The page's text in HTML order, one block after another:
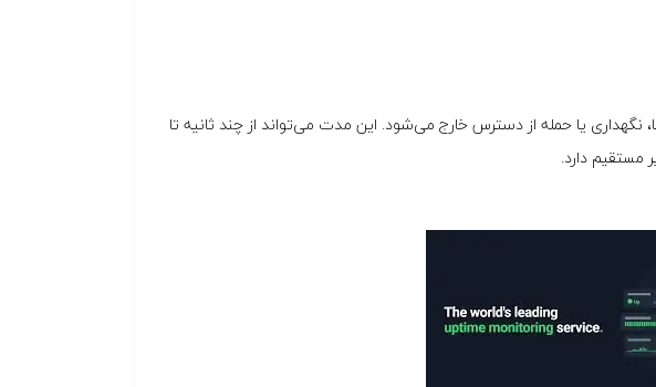
یا حمله از دسترس خارج می‌شود. این مدت می‌تواند از چند ثانیه تا
مستقیم دارد.